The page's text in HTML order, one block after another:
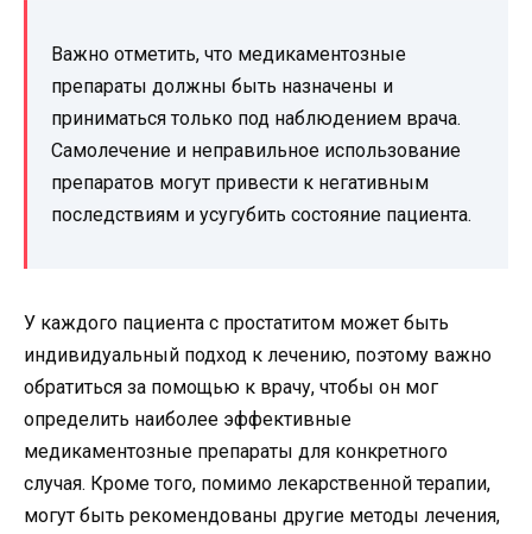
Важно отметить, что медикаментозные
препараты должны быть назначены и
приниматься только под наблюдением врача.
Самолечение и неправильное использование
препаратов могут привести к негативным
последствиям и усугубить состояние пациента.
У каждого пациента с простатитом может быть
индивидуальный подход к лечению, поэтому важно
обратиться за помощью к врачу, чтобы он мог
определить наиболее эффективные
медикаментозные препараты для конкретного
случая. Кроме того, помимо лекарственной терапии,
могут быть рекомендованы другие методы лечения,